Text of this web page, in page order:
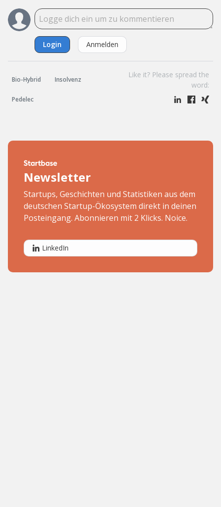
Login Anmelden
Bio-Hybrid Insolvenz
Pedelec
Like it? Please spread the
word:
Newsletter
Startups, Geschichten und Statistiken aus dem
deutschen Startup-Ökosystem direkt in deinen
Posteingang. Abonnieren mit 2 Klicks. Noice.
LinkedIn